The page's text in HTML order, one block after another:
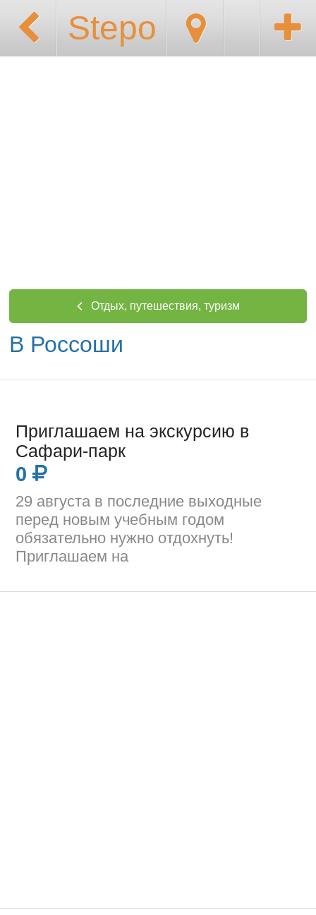
Stepo
Отдых, путешествия, туризм
В Россоши
Приглашаем на экскурсию в
Сафари-парк
0
29 августа в последние выходные
перед новым учебным годом
обязательно нужно отдохнуть!
Приглашаем на